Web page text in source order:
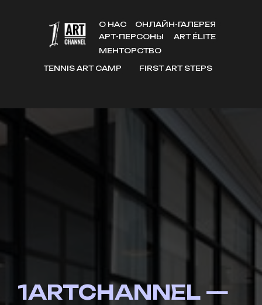
ОНЛАЙН-ГАЛЕРЕЯ
МЕНТОРСТВО
FIRST ART STEPS
TENNIS ART CAMP
ART ÉLITE
О НАС
АРТ-ПЕРСОНЫ
1ARTCHANNEL —